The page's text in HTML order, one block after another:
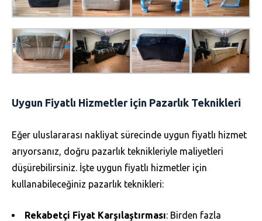
Uygun Fiyatlı Hizmetler için Pazarlık Teknikleri
Eğer uluslararası nakliyat sürecinde uygun fiyatlı hizmet
arıyorsanız, doğru pazarlık teknikleriyle maliyetleri
düşürebilirsiniz. İşte uygun fiyatlı hizmetler için
kullanabileceğiniz pazarlık teknikleri:
Rekabetçi Fiyat Karşılaştırması: Birden fazla